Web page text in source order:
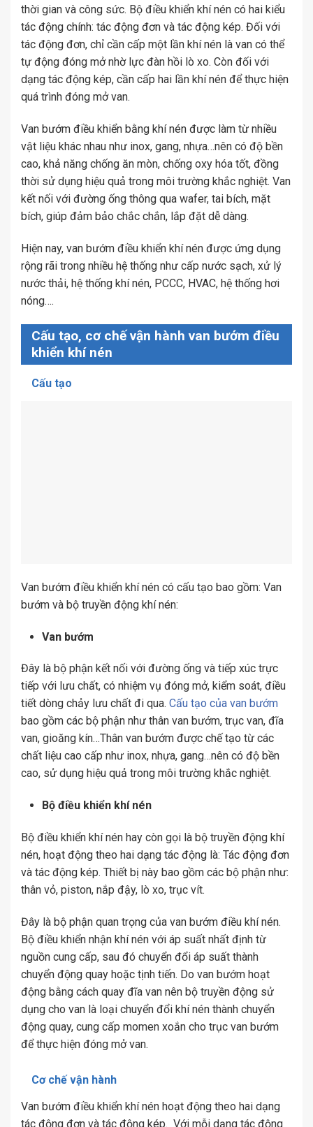
thời gian và công sức. Bộ điều khiển khí nén có hai kiểu
tác động chính: tác động đơn và tác động kép. Đối với
tác động đơn, chỉ cần cấp một lần khí nén là van có thể
tự động đóng mở nhờ lực đàn hồi lò xo. Còn đối với
dạng tác động kép, cần cấp hai lần khí nén để thực hiện
quá trình đóng mở van.
Van bướm điều khiển bằng khí nén được làm từ nhiều
vật liệu khác nhau như inox, gang, nhựa…nên có độ bền
cao, khả năng chống ăn mòn, chống oxy hóa tốt, đồng
thời sử dụng hiệu quả trong môi trường khắc nghiệt. Van
kết nối với đường ống thông qua wafer, tai bích, mặt
bích, giúp đảm bảo chắc chắn, lắp đặt dễ dàng.
Hiện nay, van bướm điều khiển khí nén được ứng dụng
rộng rãi trong nhiều hệ thống như cấp nước sạch, xử lý
nước thải, hệ thống khí nén, PCCC, HVAC, hệ thống hơi
nóng….
Cấu tạo, cơ chế vận hành van bướm điều
khiển khí nén
Cấu tạo
Van bướm điều khiển khí nén có cấu tạo bao gồm: Van
bướm và bộ truyền động khí nén:
Van bướm
Đây là bộ phận kết nối với đường ống và tiếp xúc trực
tiếp với lưu chất, có nhiệm vụ đóng mở, kiểm soát, điều
tiết dòng chảy lưu chất đi qua. Cấu tạo của van bướm
bao gồm các bộ phận như thân van bướm, trục van, đĩa
van, gioăng kín…Thân van bướm được chế tạo từ các
chất liệu cao cấp như inox, nhựa, gang…nên có độ bền
cao, sử dụng hiệu quả trong môi trường khắc nghiệt.
Bộ điều khiển khí nén
Bộ điều khiển khí nén hay còn gọi là bộ truyền động khí
nén, hoạt động theo hai dạng tác động là: Tác động đơn
và tác động kép. Thiết bị này bao gồm các bộ phận như:
thân vỏ, piston, nắp đậy, lò xo, trục vít.
Đây là bộ phận quan trọng của van bướm điều khí nén.
Bộ điều khiển nhận khí nén với áp suất nhất định từ
nguồn cung cấp, sau đó chuyển đổi áp suất thành
chuyển động quay hoặc tịnh tiến. Do van bướm hoạt
động bằng cách quay đĩa van nên bộ truyền động sử
dụng cho van là loại chuyển đổi khí nén thành chuyển
động quay, cung cấp momen xoắn cho trục van bướm
để thực hiện đóng mở van.
Cơ chế vận hành
Van bướm điều khiển khí nén hoạt động theo hai dạng
tác động đơn và tác động kép. Với mỗi dạng tác động